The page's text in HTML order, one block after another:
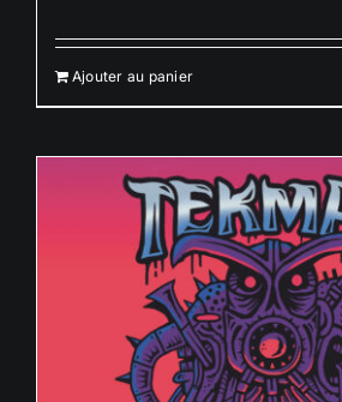
Ajouter au panier